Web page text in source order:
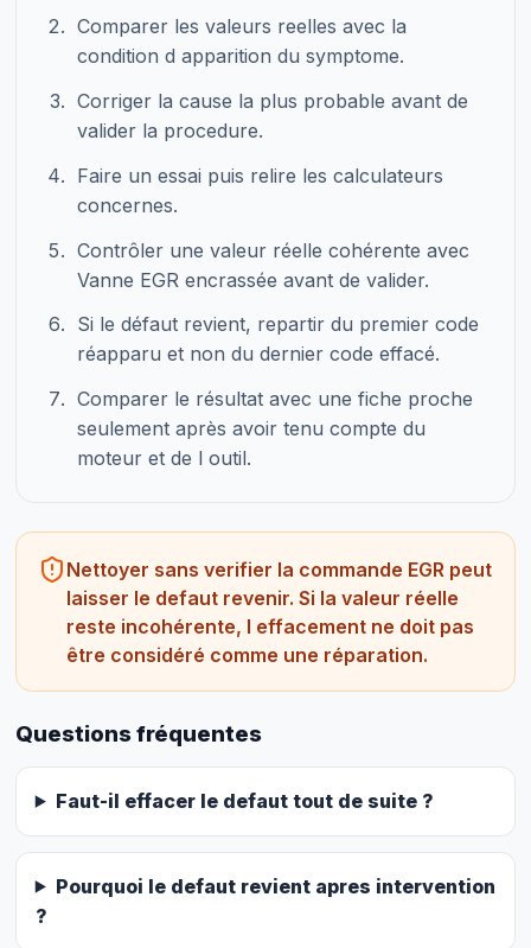
Comparer les valeurs reelles avec la
condition d apparition du symptome.
Corriger la cause la plus probable avant de
valider la procedure.
Faire un essai puis relire les calculateurs
concernes.
Contrôler une valeur réelle cohérente avec
Vanne EGR encrassée avant de valider.
Si le défaut revient, repartir du premier code
réapparu et non du dernier code effacé.
Comparer le résultat avec une fiche proche
seulement après avoir tenu compte du
moteur et de l outil.
Nettoyer sans verifier la commande EGR peut
laisser le defaut revenir. Si la valeur réelle
reste incohérente, l effacement ne doit pas
être considéré comme une réparation.
Questions fréquentes
Faut-il effacer le defaut tout de suite ?
Pourquoi le defaut revient apres intervention
?